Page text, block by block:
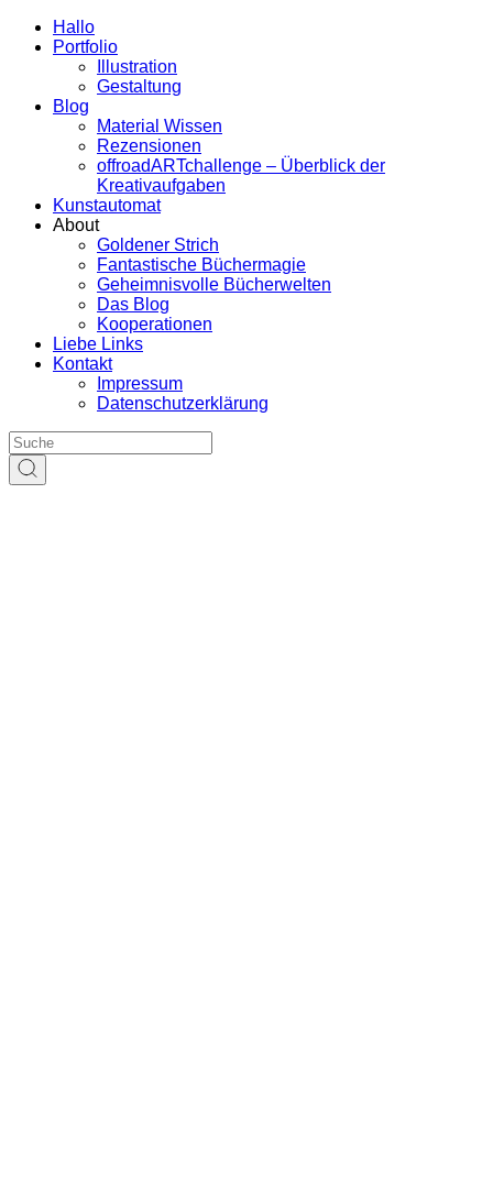
Hallo
Portfolio
Illustration
Gestaltung
Blog
Material Wissen
Rezensionen
offroadARTchallenge – Überblick der
Kreativaufgaben
Kunstautomat
About
Goldener Strich
Fantastische Büchermagie
Geheimnisvolle Bücherwelten
Das Blog
Kooperationen
Liebe Links
Kontakt
Impressum
Datenschutzerklärung